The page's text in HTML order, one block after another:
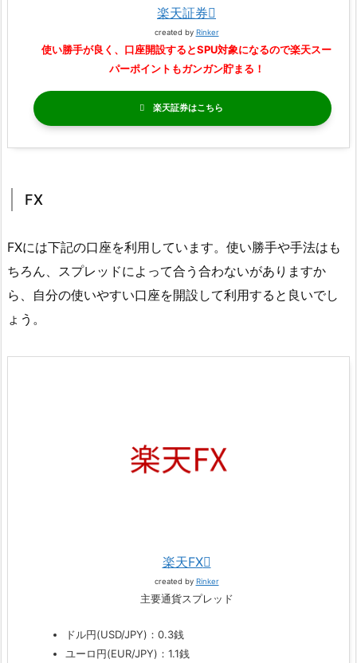
楽天証券
created by Rinker
使い勝手が良く、口座開設するとSPU対象になるので楽天スー
パーポイントもガンガン貯まる！
楽天証券
FX
FXには下記の口座を利用しています。使い勝手や手法はも
ちろん、スプレッドによって合う合わないがありますか
ら、自分の使いやすい口座を開設して利用すると良いでし
ょう。
楽天FX
created by Rinker
主要通貨スプレッド
ドル円(USD/JPY)：0.3銭
ユーロ円(EUR/JPY)：1.1銭